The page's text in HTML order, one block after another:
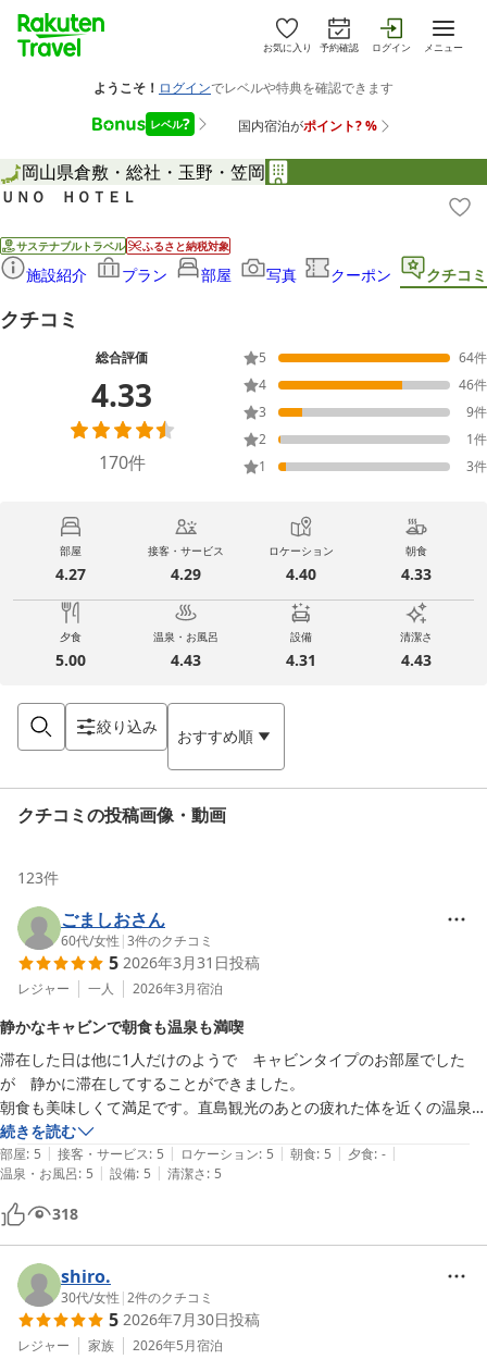
お気に入り 予約確認 ログイン メニュー
岡山県倉敷・総社・玉野・笠岡
ＵＮＯ ＨＯＴＥＬ
サステナブルトラベル ふるさと納税対象
施設紹介 プラン 部屋 写真 クーポン クチコミ
クチコミ
総合評価
4.33
170件
5 64件
4
46件
3
9件
2
1件
1
3件
部屋
4.27
接客・サービス
4.29
ロケーション
4.40
朝食
4.33
夕食
5.00
温泉・お風呂
4.43
設備
4.31
清潔さ
4.43
絞り込み おすすめ順
クチコミの投稿画像・動画
123件
ごましおさん
60代/女性 |3件のクチコミ
5 2026年3月31日投稿
レジャー 一人 2026年3月宿泊
静かなキャビンで朝食も温泉も満喫
滞在した日は他に1人だけのようで　キャビンタイプのお部屋でした
が　静かに滞在してすることができました。
朝食も美味しくて満足です。直島観光のあとの疲れた体を近くの温泉で
癒すことができマッサージまでして癒されてきました。
続きを読む
部屋: 5 | 接客・サービス: 5 | ロケーション: 5 | 朝食: 5 | 夕食: - |
温泉・お風呂: 5 | 設備: 5 | 清潔さ: 5
318
shiro.
30代/女性 |2件のクチコミ
5 2026年7月30日投稿
レジャー 家族 2026年5月宿泊